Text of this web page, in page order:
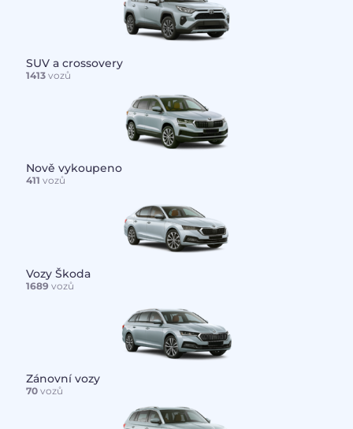
SUV a crossovery
1413vozů
Nově vykoupeno
411 vozů
Vozy Škoda
1689 vozů
Zánovní vozy
70vozů